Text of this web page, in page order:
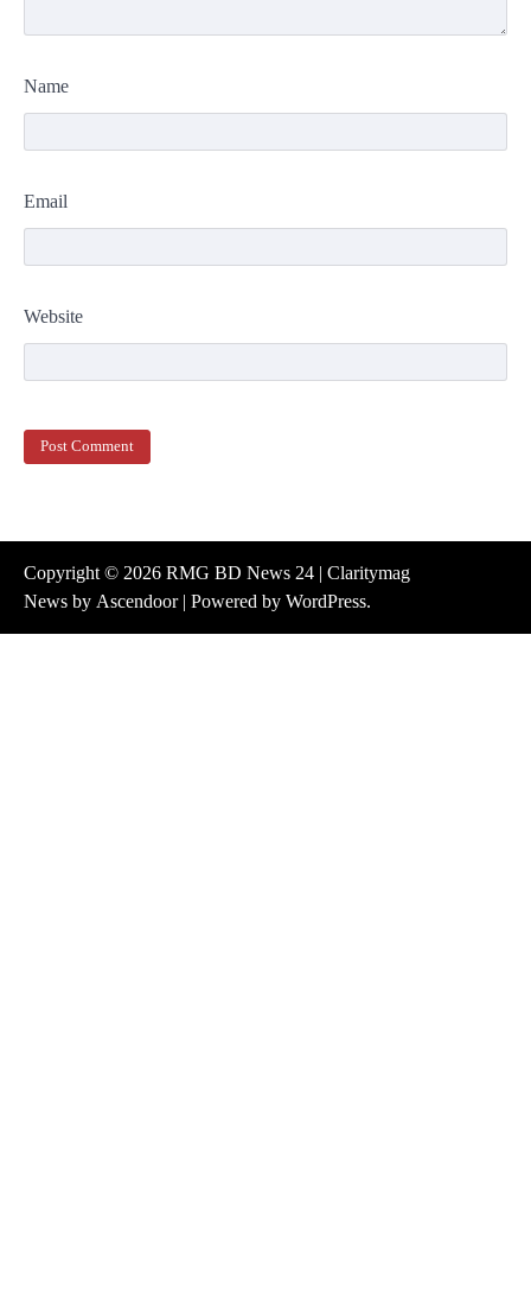
Name
Email
Website
Copyright © 2026 RMG BD News 24 | Claritymag
News by Ascendoor| Powered by WordPress.